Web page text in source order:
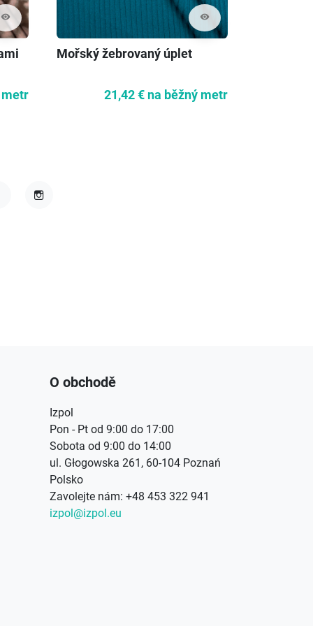
visibility
metr
visibility
Mořský žebrovaný úplet
21,42 € na běžný metr
O obchodě
Izpol
Pon - Pt od 9:00 do 17:00
Sobota od 9:00 do 14:00
ul. Głogowska 261, 60-104 Poznań
Polsko
Zavolejte nám: +48 453 322 941
izpol@izpol.eu